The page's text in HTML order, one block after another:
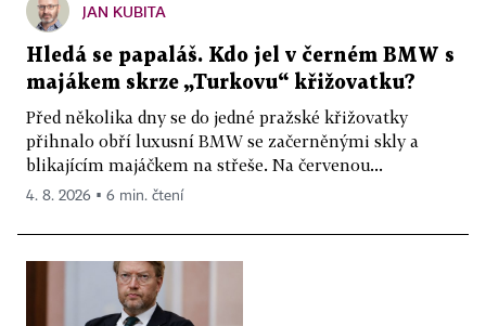
JAN KUBITA
Hledá se papaláš. Kdo jel v černém BMW s
majákem skrze „Turkovu“ křižovatku?
Před několika dny se do jedné pražské křižovatky
přihnalo obří luxusní BMW se začerněnými skly a
blikajícím majáčkem na střeše. Na červenou...
4. 8. 2026 ▪ 6 min. čtení